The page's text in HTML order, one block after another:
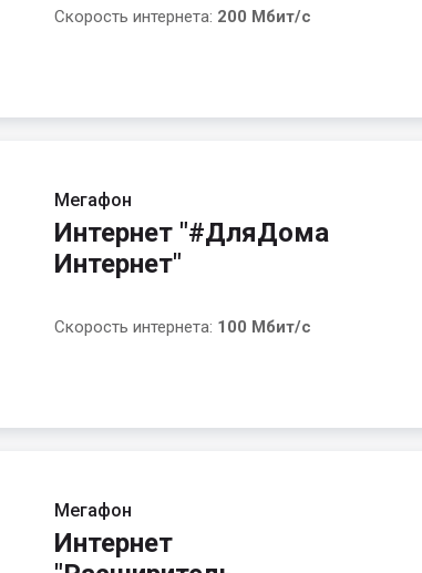
Скорость интернета: 200 Мбит/с
Мегафон
Интернет "#ДляДома
Интернет"
Скорость интернета: 100 Мбит/с
Мегафон
Интернет